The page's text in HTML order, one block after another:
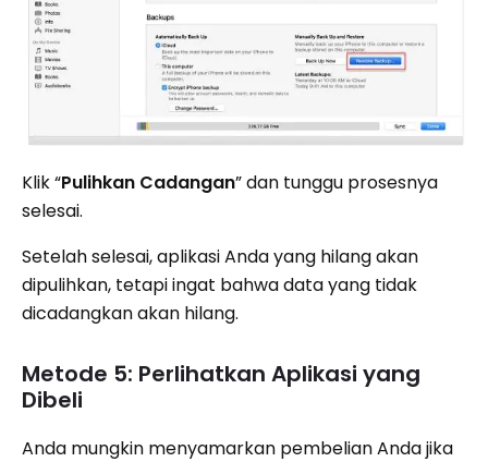
Klik “Pulihkan Cadangan” dan tunggu prosesnya
selesai.
Setelah selesai, aplikasi Anda yang hilang akan
dipulihkan, tetapi ingat bahwa data yang tidak
dicadangkan akan hilang.
Metode 5: Perlihatkan Aplikasi yang
Dibeli
Anda mungkin menyamarkan pembelian Anda jika